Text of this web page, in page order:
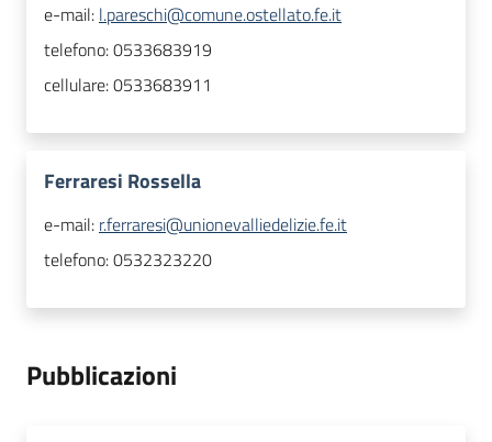
e-mail: l.pareschi@comune.ostellato.fe.it
telefono:0533683919
cellulare:0533683911
Ferraresi Rossella
e-mail: r.ferraresi@unionevalliedelizie.fe.it
telefono:0532323220
Pubblicazioni